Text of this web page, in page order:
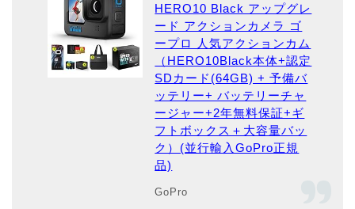
HERO10 Black アップグレ
ード アクションカメラ ゴ
ープロ 人気アクションカム
（HERO10Black本体+認定
SDカード(64GB) + 予備バ
ッテリー+ バッテリーチャ
ージャー+2年無料保証+ギ
フトボックス＋大容量バッ
ク）(並行輸入GoPro正規
品)
GoPro